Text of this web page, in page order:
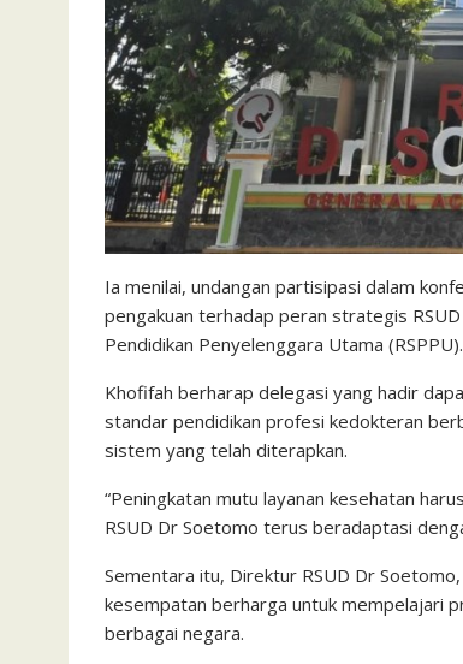
Ia menilai, undangan partisipasi dalam
pengakuan terhadap peran strategis
Pendidikan Penyelenggara Utama (RSPPU).
Khofifah berharap delegasi yang hadir
standar pendidikan profesi kedokteran
sistem yang telah diterapkan.
“Peningkatan mutu layanan kesehatan
RSUD Dr Soetomo terus beradaptasi
Sementara itu, Direktur RSUD Dr
kesempatan berharga untuk mempelajari
berbagai negara.